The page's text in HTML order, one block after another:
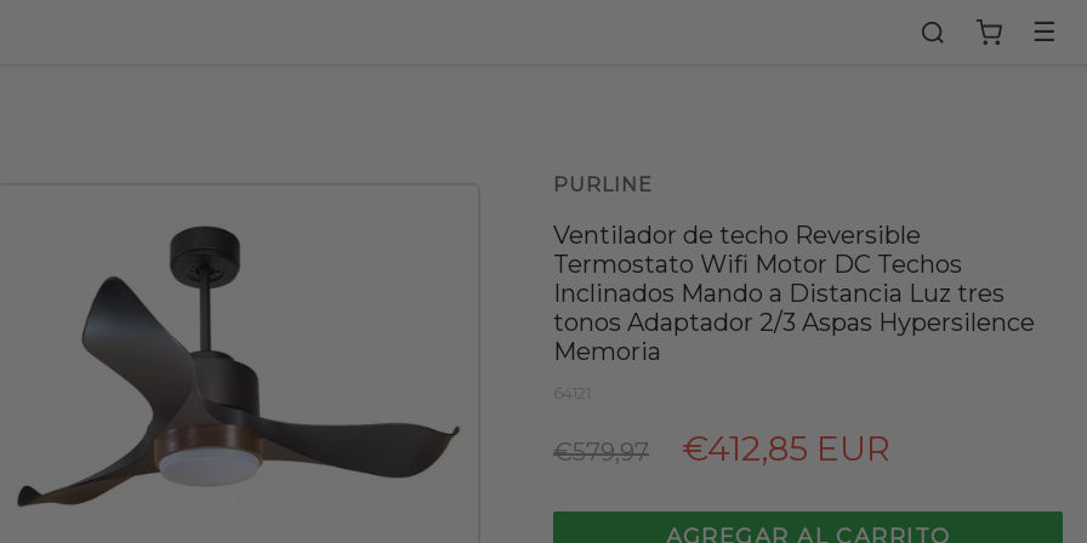
☰
PURLINE
Ventilador de techo Reversible
Termostato Wifi Motor DC Techos
Inclinados Mando a Distancia Luz tres
tonos Adaptador 2/3 Aspas Hypersilence
Memoria
64121
Precio
€579,97 €412,85 EUR
AGREGAR AL CARRITO